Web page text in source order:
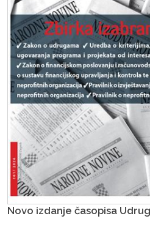
Novo izdanje časopisa